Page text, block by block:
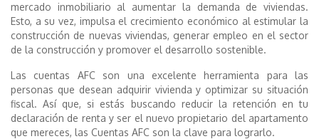
mercado inmobiliario al aumentar la demanda de viviendas.
Esto, a su vez, impulsa el crecimiento económico al estimular la
construcción de nuevas viviendas, generar empleo en el sector
de la construcción y promover el desarrollo sostenible.
Las cuentas AFC son una excelente herramienta para las
personas que desean adquirir vivienda y optimizar su situación
fiscal. Así que, si estás buscando reducir la retención en tu
declaración de renta y ser el nuevo propietario del apartamento
que mereces, las Cuentas AFC son la clave para lograrlo.